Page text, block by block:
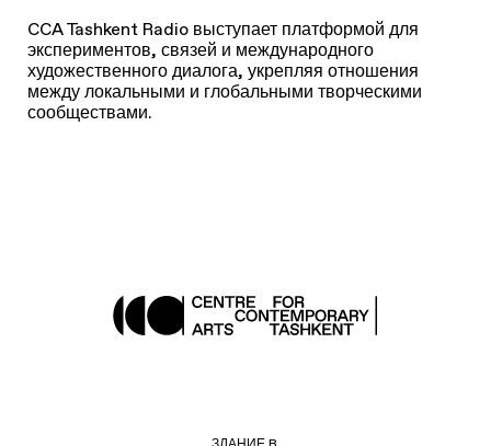
CCA Tashkent Radio выступает платформой для
экспериментов, связей и международного
художественного диалога, укрепляя отношения
между локальными и глобальными творческими
сообществами.